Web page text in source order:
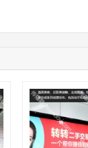
02:32:27 176****3456
04:09:07 182****6963
11:44:28 130****3379
08:36:41 191****0991
05:24:34
186****8762